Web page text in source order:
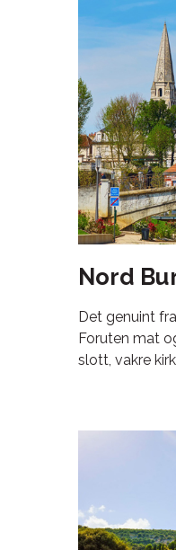
Nord
Det genuint
Foruten mat
slott, vakre